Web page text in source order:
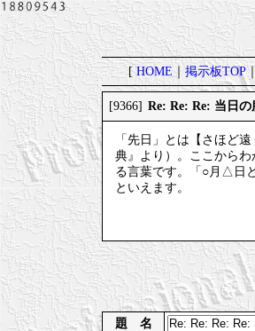
[HOME｜掲示板TOP
[9366] Re: Re: Re: 当日
「先日」とは【さほど
典』より）。ここから
る言葉です。「○月△日
といえます。
題 名